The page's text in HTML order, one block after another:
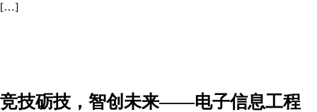
[…]
竞技砺技，智创未来——电子信息工程